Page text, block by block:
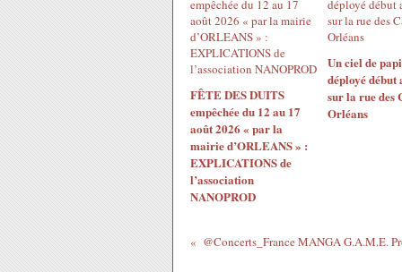
FÊTE DES DUITS
empêchée du 12 au 17
août 2026 « par la
mairie d’ORLEANS » :
EXPLICATIONS de
l’association
NANOPROD
Un ciel de
déployé début
sur la rue des
Orléans